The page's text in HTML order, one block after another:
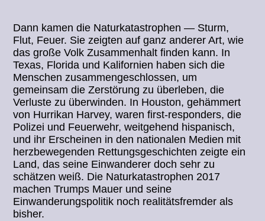
Dann kamen die Naturkatastrophen — Sturm,
Flut, Feuer. Sie zeigten auf ganz anderer Art, wie
das große Volk Zusammenhalt finden kann. In
Texas, Florida und Kalifornien haben sich die
Menschen zusammengeschlossen, um
gemeinsam die Zerstörung zu überleben, die
Verluste zu überwinden. In Houston, gehämmert
von Hurrikan Harvey, waren first-responders, die
Polizei und Feuerwehr, weitgehend hispanisch,
und ihr Erscheinen in den nationalen Medien mit
herzbewegenden Rettungsgeschichten zeigte ein
Land, das seine Einwanderer doch sehr zu
schätzen weiß. Die Naturkatastrophen 2017
machen Trumps Mauer und seine
Einwanderungspolitik noch realitätsfremder als
bisher.